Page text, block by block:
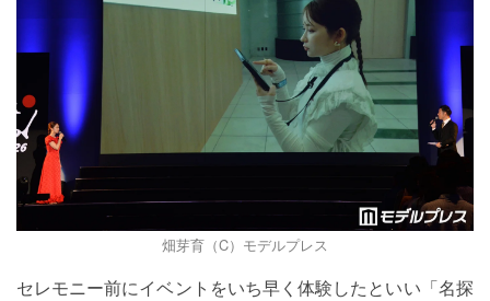
畑芽育（C）モデルプレス
セレモニー前にイベントをいち早く体験したといい「名探